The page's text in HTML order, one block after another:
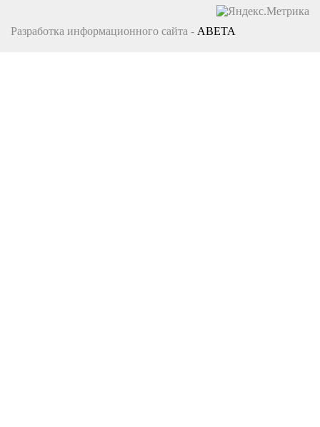
Разработка информационного сайта - ABETA